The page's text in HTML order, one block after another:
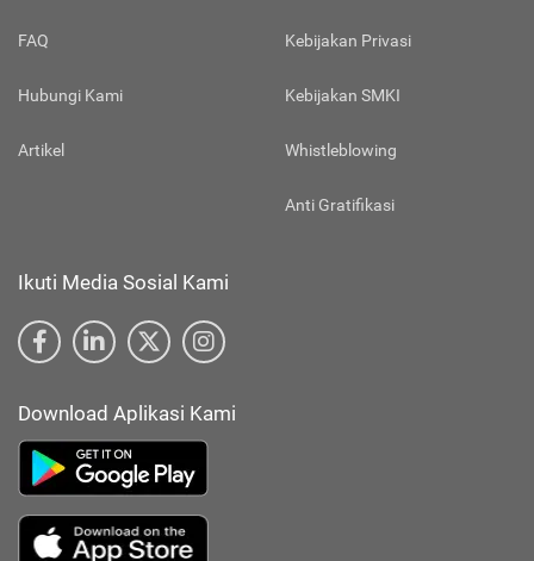
FAQ
Hubungi Kami
Artikel
Kebijakan Privasi
Kebijakan SMKI
Whistleblowing
Anti Gratifikasi
Ikuti Media Sosial Kami
Download Aplikasi Kami